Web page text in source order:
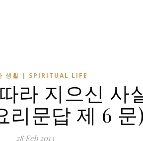
생활 | SPIRITUAL LIFE
라 지으신 사
리문답 제 6 문)
28 Feb 2013